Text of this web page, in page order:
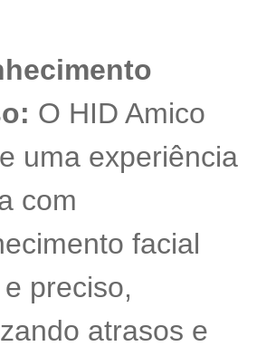
O HID Amico
uma experiência
com
facial
preciso,
atrasos e